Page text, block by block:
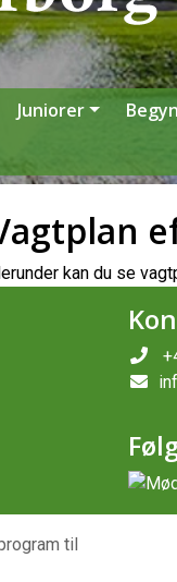
Juniorer
kan du se